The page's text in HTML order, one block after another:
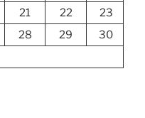
21 22
23
28 29
30